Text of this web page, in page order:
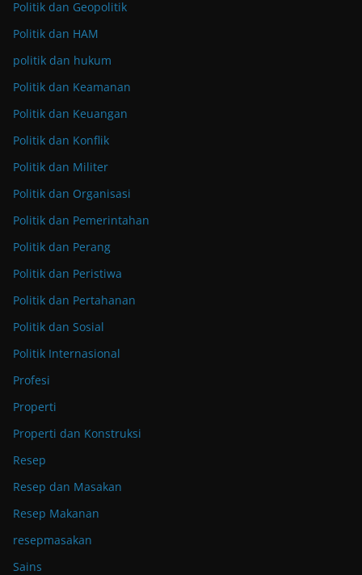
Politik dan Geopolitik
Politik dan HAM
politik dan hukum
Politik dan Keamanan
Politik dan Keuangan
Politik dan Konflik
Politik dan Militer
Politik dan Organisasi
Politik dan Pemerintahan
Politik dan Perang
Politik dan Peristiwa
Politik dan Pertahanan
Politik dan Sosial
Politik Internasional
Profesi
Properti
Properti dan Konstruksi
Resep
Resep dan Masakan
Resep Makanan
resepmasakan
Sains